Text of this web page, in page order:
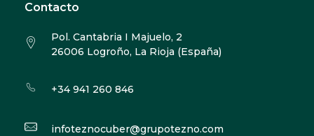
Contacto
Pol. Cantabria I Majuelo, 2
26006 Logroño, La Rioja (España)
+34 941 260 846
infoteznocuber@grupotezno.com